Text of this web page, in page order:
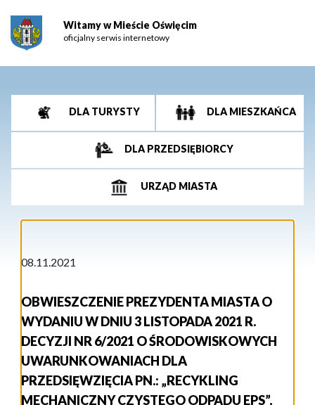
Witamy w Mieście Oświęcim
oficjalny serwis internetowy
DLA TURYSTY DLA MIESZKAŃCA
DLA PRZEDSIĘBIORCY
URZĄD MIASTA
08.11.2021
OBWIESZCZENIE PREZYDENTA MIASTA O
WYDANIU W DNIU 3 LISTOPADA 2021 R.
DECYZJI NR 6/2021 O ŚRODOWISKOWYCH
UWARUNKOWANIACH DLA
PRZEDSIĘWZIĘCIA PN.: „RECYKLING
MECHANICZNY CZYSTEGO ODPADU EPS”,